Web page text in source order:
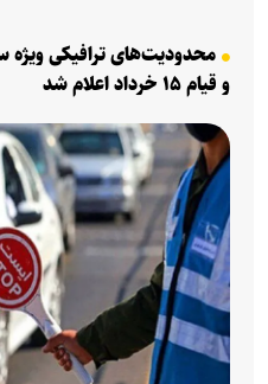
محدودیت‌های ترافیکی ویژه
و قیام ۱۵ خرداد اعلام شد